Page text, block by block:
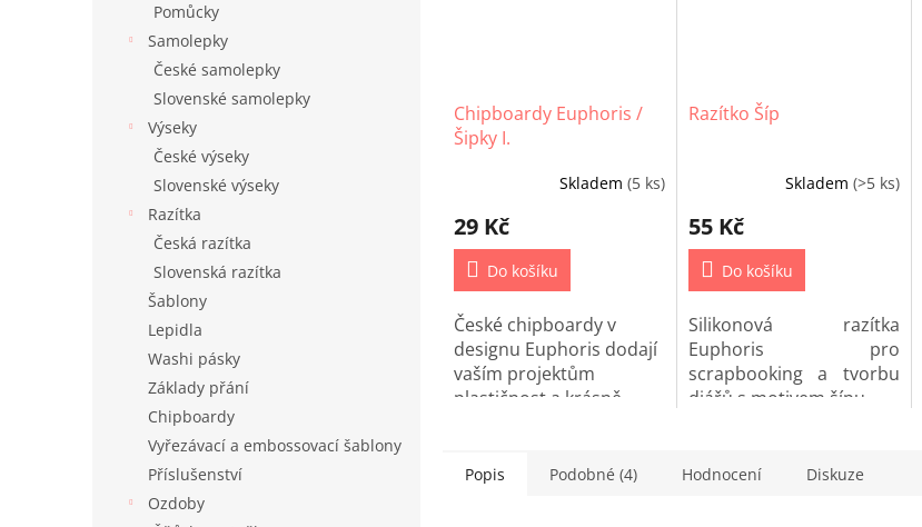
Pomůcky
Samolepky
České samolepky
Slovenské samolepky
Výseky
České výseky
Slovenské výseky
Razítka
Česká razítka
Slovenská razítka
Šablony
Lepidla
Washi pásky
Základy přání
Chipboardy
Vyřezávací a embossovací šablony
Příslušenství
Ozdoby
Chipboardy Euphoris /
Šipky I.
Skladem (5 ks)
29 Kč
Do košíku
České chipboardy v
designu Euphoris dodají
vaším projektům
plastičnost a krásně
Razítko Šíp
Skladem (>5 ks)
55 Kč
Do košíku
Silikonová razítka
Euphoris pro
scrapbooking a tvorbu
diářů s motivem šípu.
Popis Podobné (4) Hodnocení Diskuze